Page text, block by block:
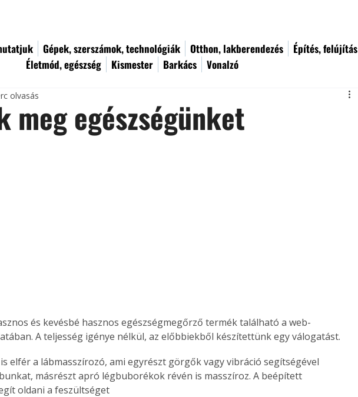
Gépek, szerszámok, technológiák Otthon, lakberendezés Építés, felújítás
Életmód, egészség
Kismester Barkács Vonalzó
meg egészségünket
olvasás
és kevésbé hasznos egészségmegőrző termék található a web-
A teljesség igénye nélkül, az előbbiekből készítettünk egy válogatást.
elfér a lábmasszírozó, ami egyrészt görgők vagy vibráció segítségével
másrészt apró légbuborékok révén is masszíroz. A beépített
oldani a feszültséget